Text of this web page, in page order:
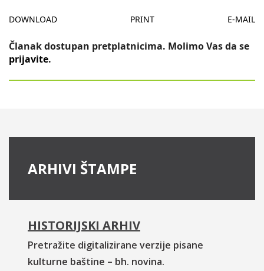
DOWNLOAD PRINT E-MAIL
Članak dostupan pretplatnicima. Molimo Vas da se
prijavite.
ARHIVI ŠTAMPE
HISTORIJSKI ARHIV
Pretražite digitalizirane verzije pisane
kulturne baštine – bh. novina.